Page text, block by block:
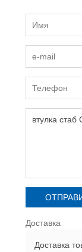
Доставка
Доставка